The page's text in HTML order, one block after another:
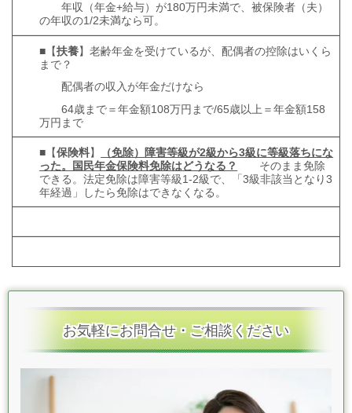
年収（年金+給与）が180万円未満で、被保険者（夫）
の年収の1/2未満なら可。
■【扶養】老齢年金を受けているが、配偶者の控除はいくら
まで？
配偶者の収入が年金だけなら
64歳まで＝年金額108万円まで/65歳以上＝年金額158
万円まで
■【保険料】
（免除）障害等級が2級から3級に等級落ちにな
った。国民年金保険料免除はどうなる？
そのまま免除
できる。法定免除は障害等級1-2級で、「3級非該当となり3
年経過」したら免除はできなくなる。
お気軽にお問合せ・ご相談ください